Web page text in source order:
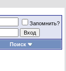
Запомнить?
Поиск